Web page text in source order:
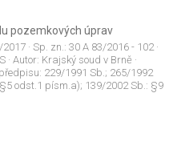
pozemkových úprav
2017 · Sp. zn.: 30 A 83/2016 - 102·
· Autor: Krajský soud v Brně ·
229/1991 Sb.; 265/1992
odst.1 písm.a); 139/2002 Sb.: §9